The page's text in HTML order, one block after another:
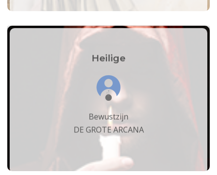
Heilige
Bewustzijn
DE GROTE ARCANA